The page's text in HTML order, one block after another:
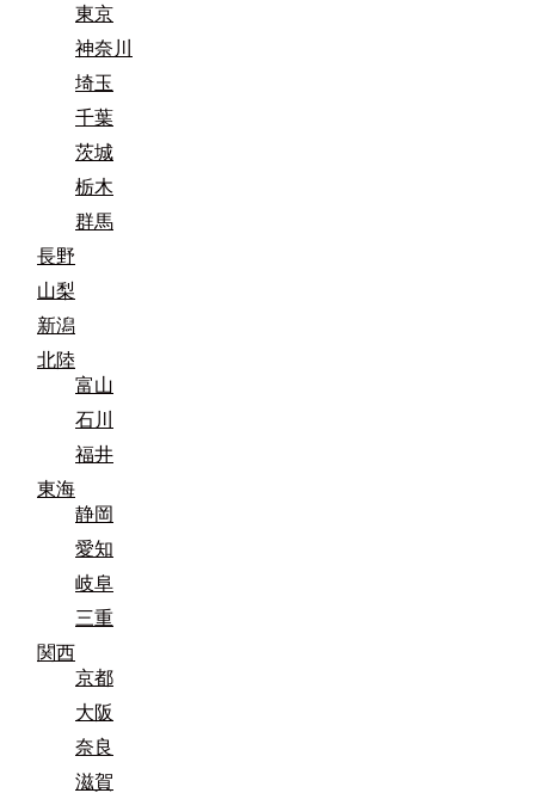
東京
神奈川
埼玉
千葉
茨城
栃木
群馬
長野
山梨
新潟
北陸
富山
石川
福井
東海
静岡
愛知
岐阜
三重
関西
京都
大阪
奈良
滋賀